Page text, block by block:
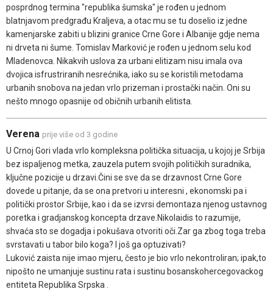
posprdnog termina "republika šumska" je rođen u jednom
blatnjavom predgrađu Kraljeva, a otac mu se tu doselio iz jedne
kamenjarske zabiti u blizini granice Crne Gore i Albanije gdje nema
ni drveta ni šume. Tomislav Marković je rođen u jednom selu kod
Mladenovca. Nikakvih uslova za urbani elitizam nisu imala ova
dvojica isfrustriranih nesrećnika, iako su se koristili metodama
urbanih snobova na jedan vrlo prizeman i prostački način. Oni su
nešto mnogo opasnije od običnih urbanih elitista.
Verena prije više od 3 godine
U Crnoj Gori vlada vrlo kompleksna politička situacija, u kojoj je Srbija
bez ispaljenog metka, zauzela putem svojih političkih suradnika,
ključne pozicije u drzavi.Čini se sve da se drzavnost Crne Gore
dovede u pitanje, da se ona pretvori u interesni , ekonomski pa i
politički prostor Srbije, kao i da se izvrsi demontaza njenog ustavnog
poretka i gradjanskog koncepta drzave.Nikolaidis to razumije,
shvaća sto se dogadja i pokušava otvoriti oči.Zar ga zbog toga treba
svrstavati u tabor bilo koga? I još ga optuzivati?
Luković zaista nije imao mjeru, često je bio vrlo nekontroliran; ipak,to
nipošto ne umanjuje sustinu rata i sustinu bosanskohercegovackog
entiteta Republika Srpska .